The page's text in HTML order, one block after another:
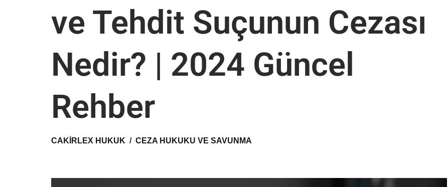
ve Tehdit Suçunun Cezası
Nedir? | 2024 Güncel
Rehber
CAKIRLEX HUKUK CEZA HUKUKU VE SAVUNMA